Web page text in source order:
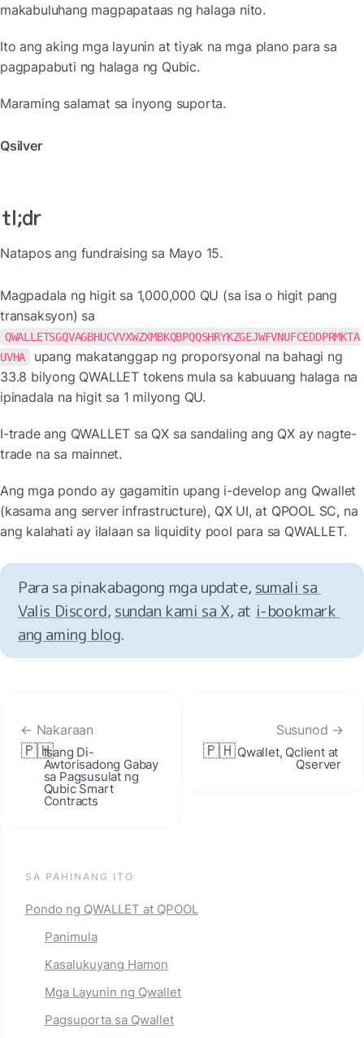
makabuluhang magpapataas ng halaga nito.
Ito ang aking mga layunin at tiyak na mga plano para sa
pagpapabuti ng halaga ng Qubic.
Maraming salamat sa inyong suporta.
Qsilver
tl;dr
Natapos ang fundraising sa Mayo 15.
Magpadala ng higit sa 1,000,000 QU (sa isa o higit pang
QWALLETSGQVAGBHUCVVXWZXMBKQBPQQSHRYKZGEJWFVNUFCEDDPRMKTA
UVHA
upang makatanggap ng proporsyonal na bahagi ng
33.8 bilyong QWALLET tokens mula sa kabuuang halaga na
ipinadala na higit sa 1 milyong QU.
I-trade ang QWALLET sa QX sa sandaling ang QX ay nagte-
trade na sa mainnet.
Ang mga pondo ay gagamitin upang i-develop ang Qwallet
(kasama ang server infrastructure), QX UI, at QPOOL SC, na
ang kalahati ay ilalaan sa liquidity pool para sa QWALLET.
Para sa pinakabagong mga update, sumali sa
Valis Discord, sundan kami sa X, at i‑bookmark
ang aming blog.
← Nakaraan
🇵🇭Isang Di-
Awtorisadong Gabay
sa Pagsusulat ng
Qubic Smart
Contracts
Susunod →
🇵🇭Qwallet, Qclient at
Qserver
SA PAHINANG ITO
Pondo ng QWALLET at QPOOL
Panimula
Kasalukuyang Hamon
Mga Layunin ng Qwallet
Pagsuporta sa Qwallet